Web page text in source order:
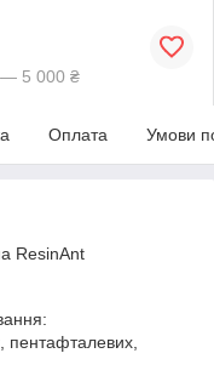
— 5 000 ₴
Оплата Умови
ResinAnt
пентафталевих,